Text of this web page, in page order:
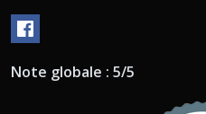
Note globale : 5/5